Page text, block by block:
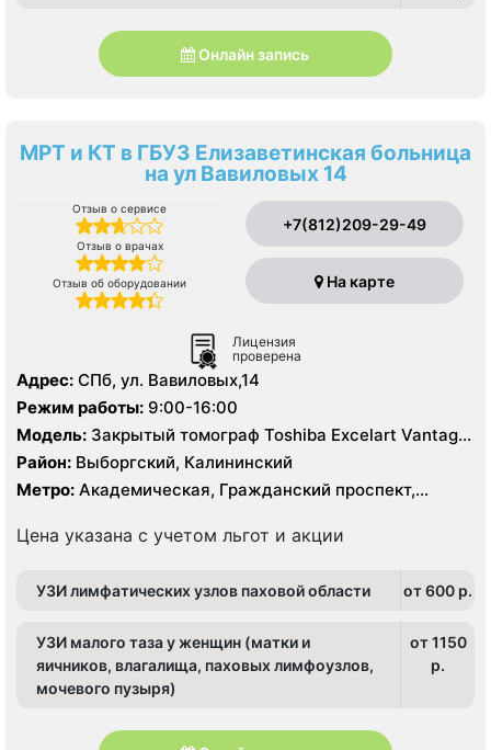
Онлайн запись
МРТ и КТ в ГБУЗ Елизаветинская больница
на ул Вавиловых 14
Отзыв о сервисе
Отзыв о врачах
Отзыв об оборудовании
+7(812)209-29-49
На карте
Лицензия
проверена
Адрес: СПб, ул. Вавиловых,14
Режим работы: 9:00-16:00
Модель: Закрытый томограф Toshiba Excelart Vantage
Atlas X 1.5 Тесла, КТ Toshiba Aquillion 64 среза, КТ
Toshiba Aquillion 16 срезов
Район: Выборгский, Калининский
Метро: Академическая, Гражданский проспект,
Цена указана с учетом льгот и акции
УЗИ лимфатических узлов паховой области от 600 p.
УЗИ малого таза у женщин (матки и
яичников, влагалища, паховых лимфоузлов,
мочевого пузыря)
от 1150
p.